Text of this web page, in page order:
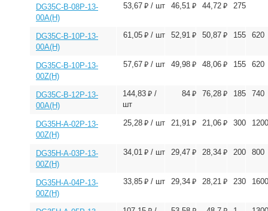
DG35C-B-08P-13-
00A(H)
53,67 ⃏ / шт 46,51 ⃏ 44,72 ⃏ 275
DG35C-B-10P-13-
00A(H)
61,05 ⃏ / шт 52,91 ⃏ 50,87 ⃏ 155 620
DG35C-B-10P-13-
00Z(H)
57,67 ⃏ / шт 49,98 ⃏ 48,06 ⃏ 155 620
DG35C-B-12P-13-
00A(H)
144,83 ⃏ /
шт
84 ⃏ 76,28 ⃏ 185 740
DG35H-A-02P-13-
00Z(H)
25,28 ⃏ / шт 21,91 ⃏ 21,06 ⃏ 300 1200
DG35H-A-03P-13-
00Z(H)
34,01 ⃏ / шт 29,47 ⃏ 28,34 ⃏ 200 800
DG35H-A-04P-13-
00Z(H)
33,85 ⃏ / шт 29,34 ⃏ 28,21 ⃏ 230 1600